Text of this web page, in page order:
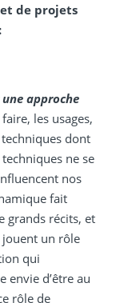
de projets
approche
les usages,
dont
ne se
nos
fait
grands récits, et
jouent un rôle
qui
d’être au
rôle de